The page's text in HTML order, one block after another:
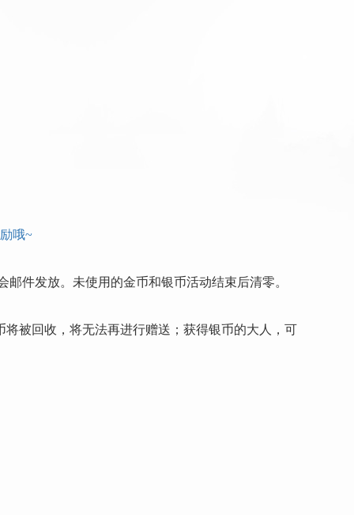
哦~
件发放。未使用的金币和银币活动结束后清零。
被回收，将无法再进行赠送；获得银币的大人，可